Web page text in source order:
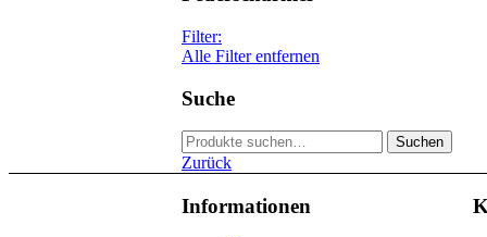
1
493
51
5318
54
55
12
57
Filter:
no76
Alle Filter entfernen
Suche
Suche
nach:
Suchen
Zurück
Informationen